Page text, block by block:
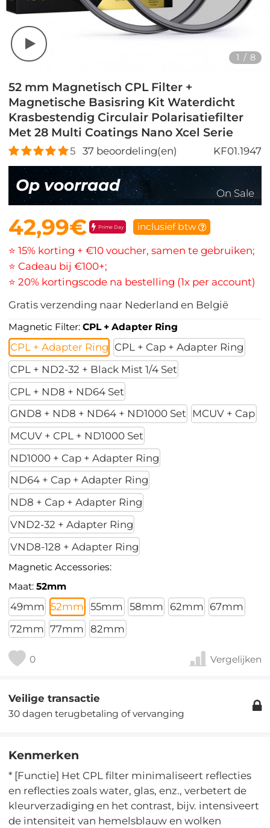
1 / 8
52 mm Magnetisch CPL Filter +
Magnetische Basisring Kit Waterdicht
Krasbestendig Circulair Polarisatiefilter
Met 28 Multi Coatings Nano Xcel Serie
5 37 beoordeling(en) KF01.1947
Op voorraad On Sale
42,99€ Prime Day inclusief btw
⭐ 15% korting + €10 voucher, samen te gebruiken;
⭐ Cadeau bij €100+;
⭐ 20% kortingscode na bestelling (1x per account)
Gratis verzending naar Nederland en België
Magnetic Filter:CPL + Adapter Ring
CPL + Adapter Ring CPL + Cap + Adapter Ring
CPL + ND2-32 + Black Mist 1/4 Set
CPL + ND8 + ND64 Set
GND8 + ND8 + ND64 + ND1000 Set
MCUV + Cap
MCUV + CPL + ND1000 Set
ND1000 + Cap + Adapter Ring
ND64 + Cap + Adapter Ring
ND8 + Cap + Adapter Ring
VND2-32 + Adapter Ring
VND8-128 + Adapter Ring
Magnetic Accessories:
Maat:52mm
49mm 52mm 55mm 58mm 62mm 67mm
72mm 77mm 82mm
0 Vergelijken
Veilige transactie
30 dagen terugbetaling of vervanging
Kenmerken
* [Functie] Het CPL filter minimaliseert reflecties
en reflecties zoals water, glas, enz., verbetert de
kleurverzadiging en het contrast, bijv. intensiveert
de intensiteit van hemelsblauw en wolken